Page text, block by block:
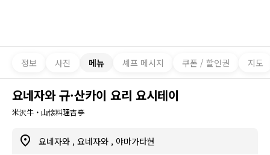
정보 사진 메뉴 셰프 메시지 쿠폰 / 할인권 지도
요네자와 규·산카이 요리 요시테이
米沢牛・山懐料理吉亭
요네자와 , 요네자와 , 야마가타현